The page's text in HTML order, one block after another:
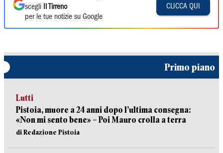
scegli
Il Tirreno
per le tue notizie su Google
CLICCA QUI
Primo piano
Lutti
Pistoia, muore a 24 anni dopo l’ultima consegna:
«Non mi sento bene» – Poi Mauro crolla a terra
di Redazione Pistoia